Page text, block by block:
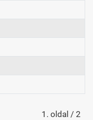
1. oldal / 2